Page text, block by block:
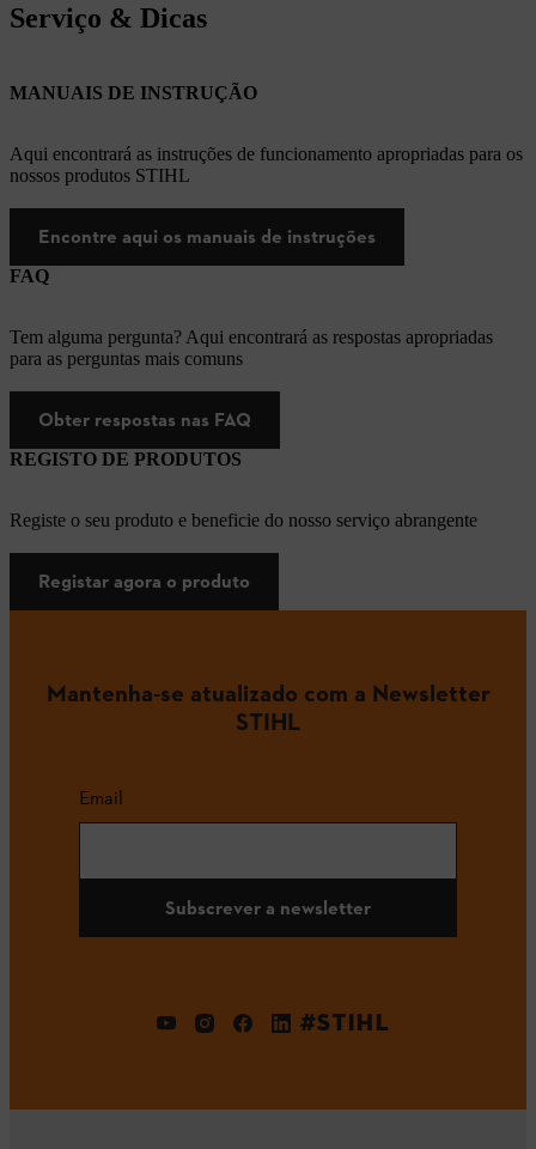
Serviço & Dicas
MANUAIS DE INSTRUÇÃO
Aqui encontrará as instruções de funcionamento apropriadas para os
nossos produtos STIHL
Encontre aqui os manuais de instruções
FAQ
Tem alguma pergunta? Aqui encontrará as respostas apropriadas
para as perguntas mais comuns
Obter respostas nas FAQ
REGISTO DE PRODUTOS
Registe o seu produto e beneficie do nosso serviço abrangente
Registar agora o produto
Mantenha-se atualizado com a Newsletter
STIHL
Email
Subscrever a newsletter
#STIHL